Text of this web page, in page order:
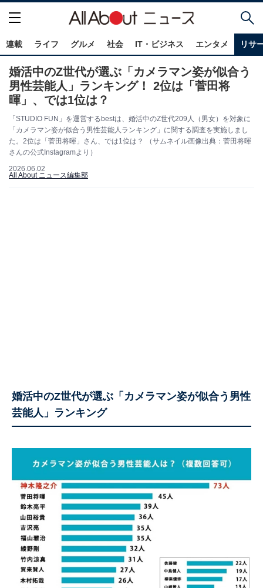
連載 ライフ グルメ 社会 IT・ビジネス エンタメ リサ
婚活中のZ世代が選ぶ「カメラマン姿が似合う
男性芸能人」ランキング！ 2位は「菅田将
暉」、では1位は？
「STUDIO FUN」を運営するbestは、婚活中のZ世代209人（男女）を対象に
「カメラマン姿が似合う男性芸能人ランキング」に関する調査を実施しまし
た。2位は「菅田将暉」さん、では1位は？ （サムネイル画像出典：菅田将暉
さんの公式Instagramより）
2026.06.02
All About ニュース編集部
婚活中のZ世代が選ぶ「カメラマン姿が似合う男性
芸能人」ランキング